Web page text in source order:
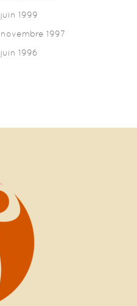
juin 1999
novembre 1997
juin 1996